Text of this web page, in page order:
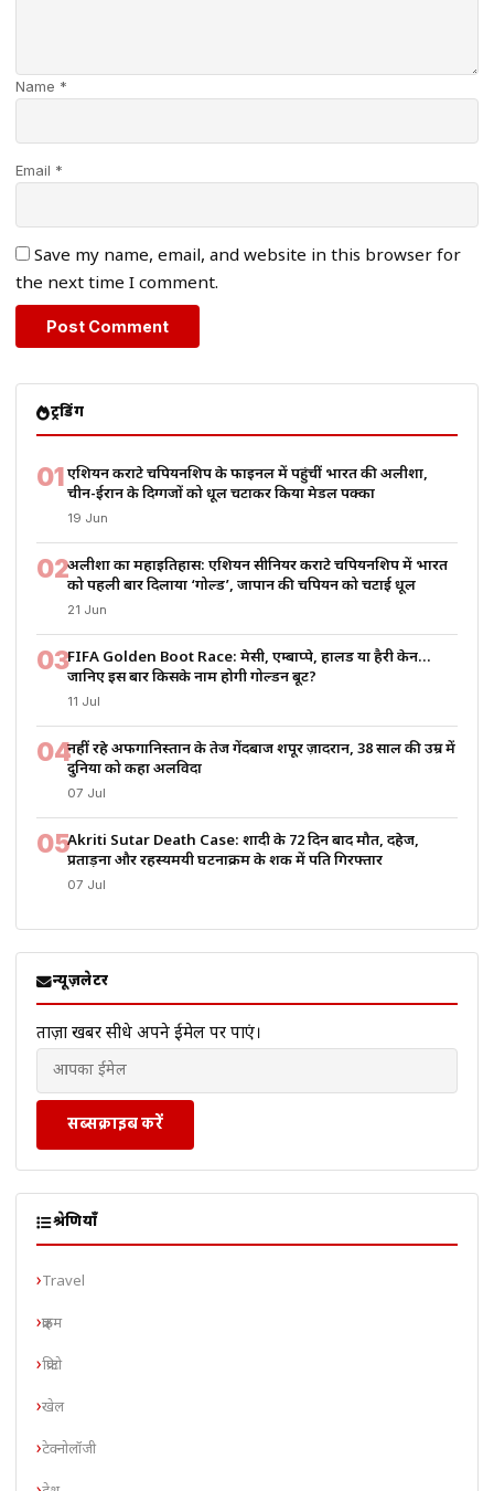
Name *
Email *
Save my name, email, and website in this browser for
the next time I comment.
ट्रेंडिंग
01एशियन कराटे चैंपियनशिप के फाइनल में पहुंचीं भारत की अलीशा,
चीन-ईरान के दिग्गजों को धूल चटाकर किया मेडल पक्का
19 Jun
02अलीशा का महाइतिहास: एशियन सीनियर कराटे चैंपियनशिप में भारत
को पहली बार दिलाया ‘गोल्ड’, जापान की चैंपियन को चटाई धूल
21 Jun
03FIFA Golden Boot Race: मेसी, एम्बाप्पे, हालैंड या हैरी केन…
जानिए इस बार किसके नाम होगी गोल्डन बूट?
11 Jul
04नहीं रहे अफगानिस्तान के तेज गेंदबाज शपूर ज़ादरान, 38 साल की उम्र में
दुनिया को कहा अलविदा
07 Jul
05Akriti Sutar Death Case: शादी के 72 दिन बाद मौत, दहेज,
प्रताड़ना और रहस्यमयी घटनाक्रम के शक में पति गिरफ्तार
07 Jul
न्यूज़लेटर
ताज़ा खबरें सीधे अपने ईमेल पर पाएं।
सब्सक्राइब करें
श्रेणियाँ
Travel
क्राइम
क्रिप्टो
खेल
टेक्नोलॉजी